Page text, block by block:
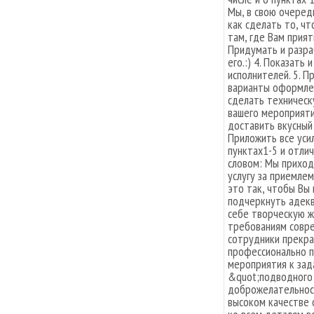
Мы, в свою
как сделать то,
там, где Вам
Придумать и
его.:) 4. Показать
исполнителей. 5.
варианты
сделать
вашего
доставить
Приложить все
пунктах1-5 и
словом: Мы
услугу за
это так, чтобы Вы
подчеркнуть
себе творческую
требованиям
сотрудники
профессионально
мероприятия к
высоком